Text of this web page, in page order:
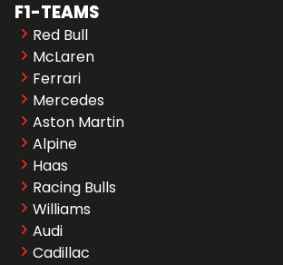
F1-TEAMS
Red Bull
McLaren
Ferrari
Mercedes
Aston Martin
Alpine
Haas
Racing Bulls
Williams
Audi
Cadillac